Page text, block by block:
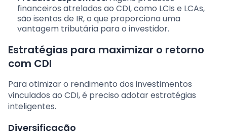
financeiros atrelados ao CDI, como LCIs e LCAs,
são isentos de IR, o que proporciona uma
vantagem tributária para o investidor.
Estratégias para maximizar o retorno
com CDI
Para otimizar o rendimento dos investimentos
vinculados ao CDI, é preciso adotar estratégias
inteligentes.
Diversificação